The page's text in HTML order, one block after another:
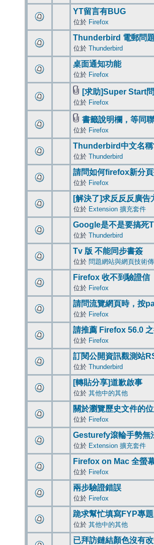
YT留言有BUG
位於 Firefox
Thunderbird 電郵問題
位於 Thunderbird
桌面通知功能
位於 Firefox
[求助]Super Start
位於 Firefox
書籤說明欄，等同
位於 Firefox
Thunderbird中文名稱
位於 Thunderbird
請問如何firefox新分
位於 Firefox
[解決了]求反反反廣告
位於 Extension 擴充套件
Google是不是要搞死
位於 Thunderbird
Tv 版 不能同步書簽
位於 問題網站與網頁技術
Firefox 收不到驗證信
位於 Firefox
請問流覽網頁時，按
位於 Firefox
請推薦 Firefox 56.0
位於 Firefox
訂閱公開資訊觀測站
位於 Thunderbird
[轉貼分享]道歉啟事
位於 其他中的其他
關於瀏覽歷史文件的
位於 Firefox
Gesturefy滾輪手勢無
位於 Extension 擴充套件
Firefox on Mac 全螢
位於 Firefox
兩步驗證錯誤
位於 Firefox
跪求幫忙填寫FYP專
位於 其他中的其他
已拜訪鏈結顏色沒有